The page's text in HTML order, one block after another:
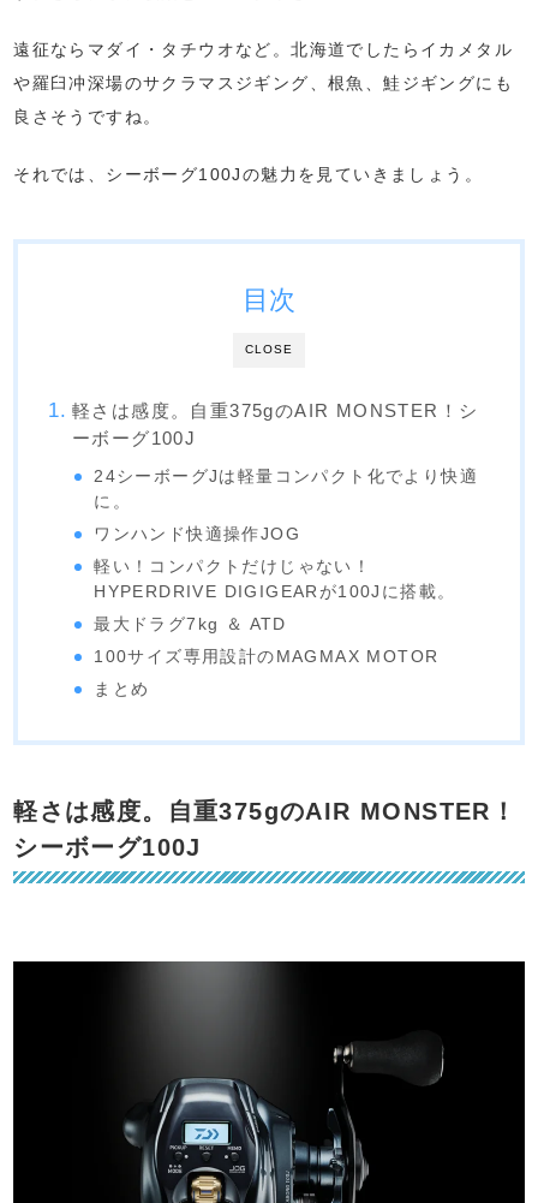
遠征ならマダイ・タチウオなど。北海道でしたらイカメタル
や羅臼冲深場のサクラマスジギング、根魚、鮭ジギングにも
良さそうですね。
それでは、シーボーグ100Jの魅力を見ていきましょう。
CLOSE
目次
軽さは感度。自重375gのAIR MONSTER！シ
ーボーグ100J
24シーボーグJは軽量コンパクト化でより快適
に。
ワンハンド快適操作JOG
軽い！コンパクトだけじゃない！
HYPERDRIVE DIGIGEARが100Jに搭載。
最大ドラグ7kg ＆ ATD
100サイズ専用設計のMAGMAX MOTOR
まとめ
軽さは感度。自重375gのAIR MONSTER！
シーボーグ100J